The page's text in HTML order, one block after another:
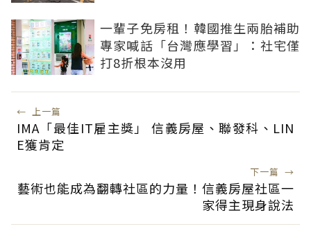
一輩子免房租！韓國推生兩胎補助
專家喊話「台灣應學習」：社宅僅
打8折根本沒用
← 上一篇
IMA「最佳IT雇主獎」 信義房屋、聯發科、LIN
E獲肯定
下一篇 →
藝術也能成為翻轉社區的力量！信義房屋社區一
家得主現身說法